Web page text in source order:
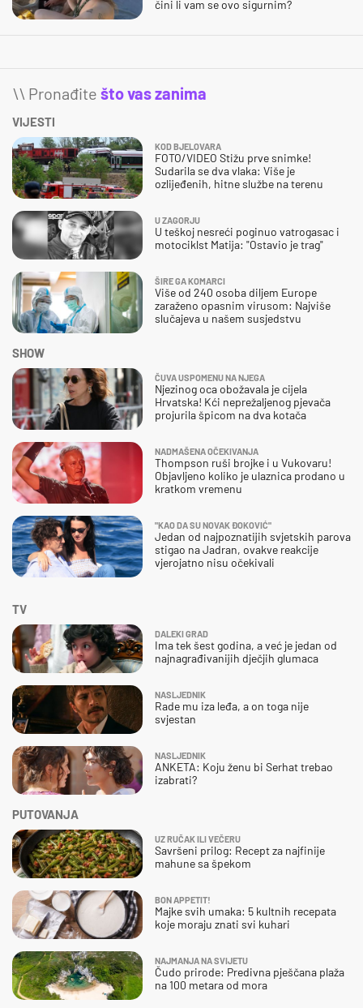
čini li vam se ovo sigurnim?
\\ Pronađite što vas zanima
VIJESTI
KOD BJELOVARA
FOTO/VIDEO Stižu prve snimke!
Sudarila se dva vlaka: Više je
ozlijeđenih, hitne službe na terenu
U ZAGORJU
U teškoj nesreći poginuo vatrogasac i
motociklst Matija: "Ostavio je trag"
ŠIRE GA KOMARCI
Više od 240 osoba diljem Europe
zaraženo opasnim virusom: Najviše
slučajeva u našem susjedstvu
SHOW
ČUVA USPOMENU NA NJEGA
Njezinog oca obožavala je cijela
Hrvatska! Kći neprežaljenog pjevača
projurila špicom na dva kotača
NADMAŠENA OČEKIVANJA
Thompson ruši brojke i u Vukovaru!
Objavljeno koliko je ulaznica prodano u
kratkom vremenu
"KAO DA SU NOVAK ĐOKOVIĆ"
Jedan od najpoznatijih svjetskih parova
stigao na Jadran, ovakve reakcije
vjerojatno nisu očekivali
TV
DALEKI GRAD
Ima tek šest godina, a već je jedan od
najnagrađivanijih dječjih glumaca
NASLJEDNIK
Rade mu iza leđa, a on toga nije
svjestan
NASLJEDNIK
ANKETA: Koju ženu bi Serhat trebao
izabrati?
PUTOVANJA
UZ RUČAK ILI VEČERU
Savršeni prilog: Recept za najfinije
mahune sa špekom
BON APPETIT!
Majke svih umaka: 5 kultnih recepata
koje moraju znati svi kuhari
NAJMANJA NA SVIJETU
Čudo prirode: Predivna pješčana plaža
na 100 metara od mora